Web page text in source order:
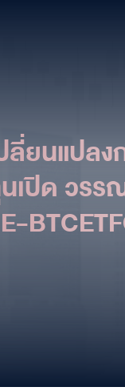
ลี่ยนแปลง
เปิด วร